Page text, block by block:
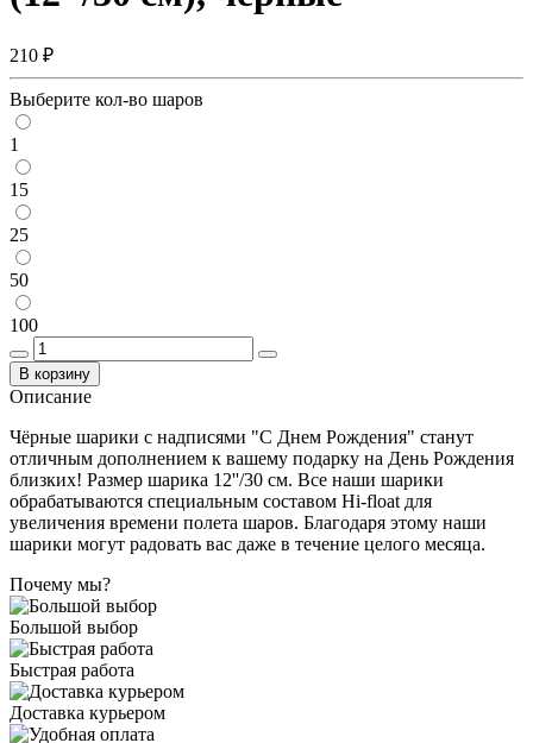
210 ₽
Выберите кол-во шаров
1
15
25
50
100
В корзину
Описание
Чёрные шарики с надписями "С Днем Рождения" станут
отличным дополнением к вашему подарку на День Рождения
близких! Размер шарика 12''/30 см. Все наши шарики
обрабатываются специальным составом Hi-float для
увеличения времени полета шаров. Благодаря этому наши
шарики могут радовать вас даже в течение целого месяца.
Почему мы?
Большой выбор
Быстрая работа
Доставка курьером